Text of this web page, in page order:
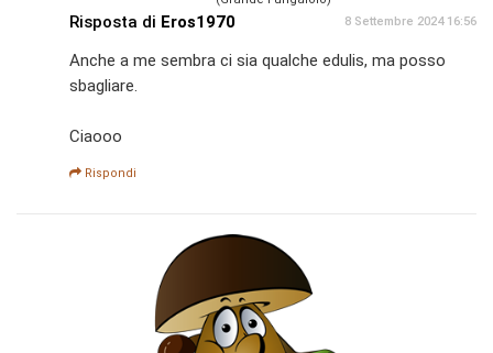
Risposta di Eros1970 8 Settembre 2024 16:56
Anche a me sembra ci sia qualche edulis, ma posso
sbagliare.
Ciaooo
Rispondi